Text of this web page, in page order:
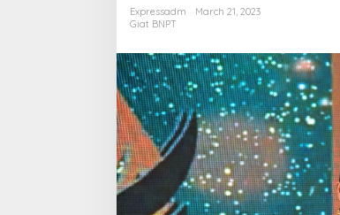
Tokoh
Persatuan
dan
Toleransi
Indonesia
Expressadm
March 21, 2023
Giat BNPT